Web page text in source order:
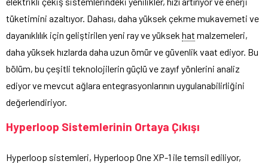
tüketimini azaltıyor. Dahası, daha yüksek çekme mukavemeti ve
dayanıklılık için geliştirilen yeni ray ve yüksek hat malzemeleri,
daha yüksek hızlarda daha uzun ömür ve güvenlik vaat ediyor. Bu
bölüm, bu çeşitli teknolojilerin güçlü ve zayıf yönlerini analiz
ediyor ve mevcut ağlara entegrasyonlarının uygulanabilirliğini
değerlendiriyor.
Hyperloop Sistemlerinin Ortaya Çıkışı
Hyperloop sistemleri, Hyperloop One XP-1 ile temsil ediliyor,